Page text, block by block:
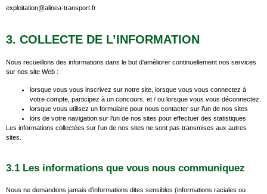
exploitation@alinea-transport.fr
3. COLLECTE DE L’INFORMATION
Nous recueillons des informations dans le but d’améliorer continuellement nos services
sur nos site Web :
lorsque vous vous inscrivez sur notre site, lorsque vous vous connectez à
votre compte, participez à un concours, et / ou lorsque vous vous déconnectez.
lorsque vous utilisez un formulaire pour nous contacter sur l’un de nos sites
lors de votre navigation sur l’un de nos sites pour effectuer des statistiques
Les informations collectées sur l’un de nos sites ne sont pas transmises aux autres
sites.
3.1 Les informations que vous nous communiquez
Nous ne demandons jamais d’informations dites sensibles (informations raciales ou